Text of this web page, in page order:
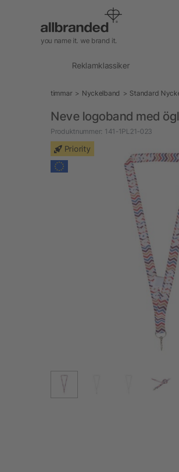
you name it. we brand it.
Reklamklassiker
timmar Nyckelband Standard
Neve logoband med
Produktnummer: 141-1PL21-023
Priority